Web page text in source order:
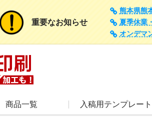
重要なお知らせ
熊本県熊
夏季休業
オンデマ
商品一覧 入稿用テンプレート